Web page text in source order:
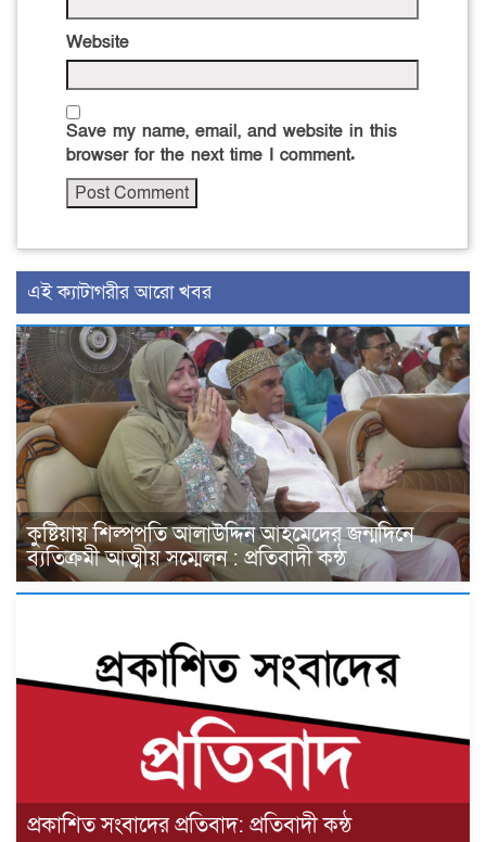
Website
Save my name, email, and website in this
browser for the next time I comment.
এই ক্যাটাগরীর আরো খবর
কুষ্টিয়ায় শিল্পপতি আলাউদ্দিন আহমেদের জন্মদিনে
ব্যতিক্রমী আত্মীয় সম্মেলন : প্রতিবাদী কন্ঠ
প্রকাশিত সংবাদের প্রতিবাদ: প্রতিবাদী কন্ঠ